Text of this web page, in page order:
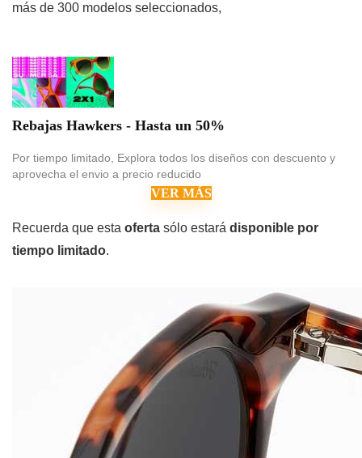
más de 300 modelos seleccionados,
Rebajas Hawkers - Hasta un 50%
Por tiempo limitado, Explora todos los diseños con descuento y
aprovecha el envio a precio reducido
VER MÁS
Recuerda que esta oferta sólo estará disponible por
tiempo limitado.